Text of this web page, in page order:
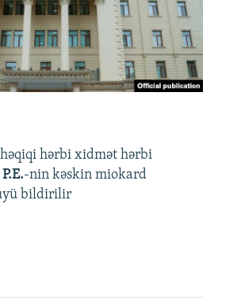
hərbi xidmət hərbi
P.E.-nin kəskin miokard
bildirilir